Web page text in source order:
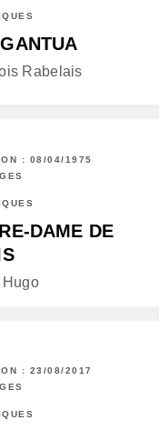
Rabelais
: 08/04/1975
DAME DE
: 23/08/2017